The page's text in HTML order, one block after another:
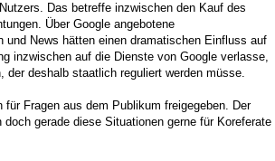
Das betreffe inzwischen den Kauf des
Über Google angebotene
News hätten einen dramatischen Einfluss auf
inzwischen auf die Dienste von Google verlasse,
deshalb staatlich reguliert werden müsse.
Fragen aus dem Publikum freigegeben. Der
gerade diese Situationen gerne für Koreferate